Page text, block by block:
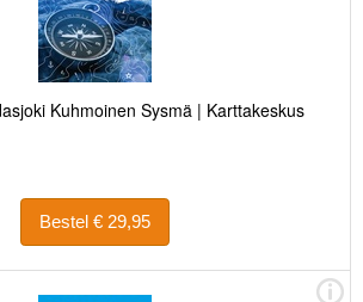
Kuhmoinen Sysmä | Karttakeskus
Bestel € 29,95